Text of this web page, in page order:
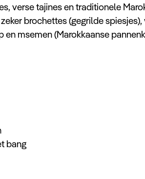
verse tajines en traditionele
brochettes (gegrilde
en msemen (Marokkaanse
bang